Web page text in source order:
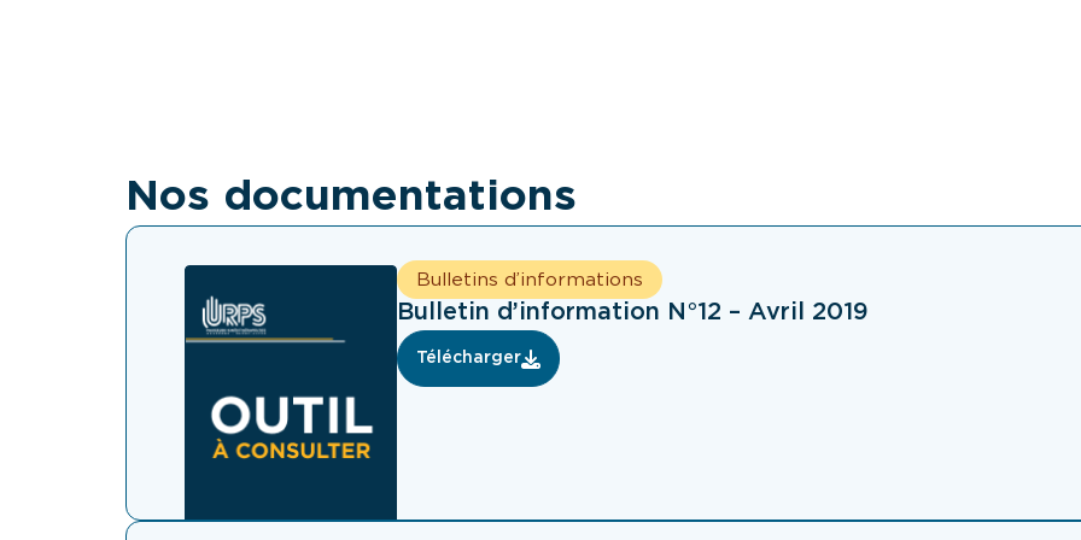
Nos documentations
Bulletins d’informations
Bulletin d’information N°12 – Avril 2019
Télécharger